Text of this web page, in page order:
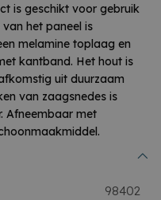
is geschikt voor gebruik
het paneel is
melamine toplaag en
kantband. Het hout is
uit duurzaam
van zaagsnedes is
Afneembaar met
98402